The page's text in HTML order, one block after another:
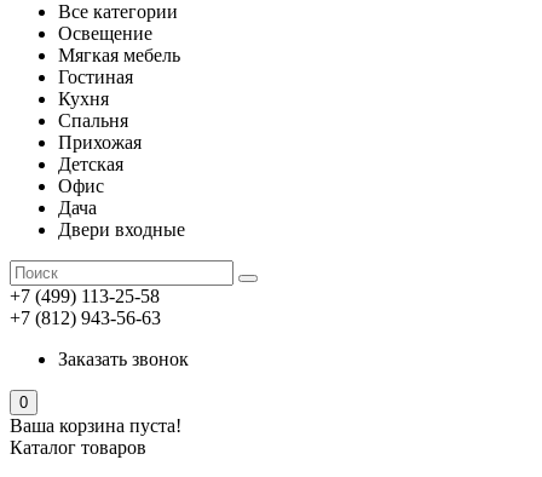
Все категории
Освещение
Мягкая мебель
Гостиная
Кухня
Спальня
Прихожая
Детская
Офис
Дача
Двери входные
+7 (499) 113-25-58
+7 (812) 943-56-63
Заказать звонок
0
Ваша корзина пуста!
Каталог товаров